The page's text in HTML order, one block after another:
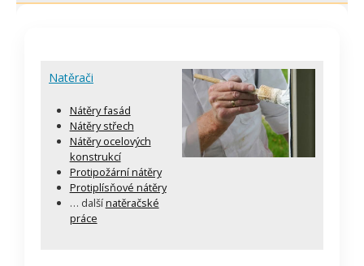
Natěrači
Nátěry fasád
Nátěry střech
Nátěry ocelových
konstrukcí
Protipožární nátěry
Protiplísňové nátěry
… dalšínatěračské
práce